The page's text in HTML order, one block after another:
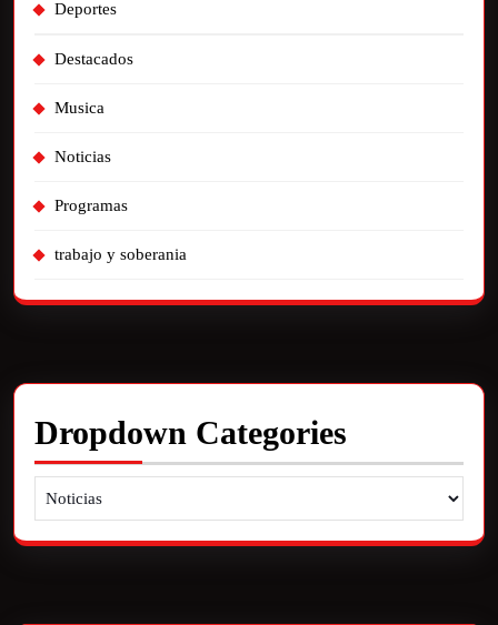
Deportes
Destacados
Musica
Noticias
Programas
trabajo y soberania
Dropdown Categories